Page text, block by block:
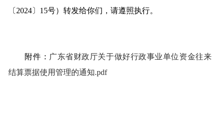
〔2024〕15号）转发给你们，请遵照执行。
附件： 广东省财政厅关于做好行政事业单位资金往来
结算票据使用管理的通知.pdf